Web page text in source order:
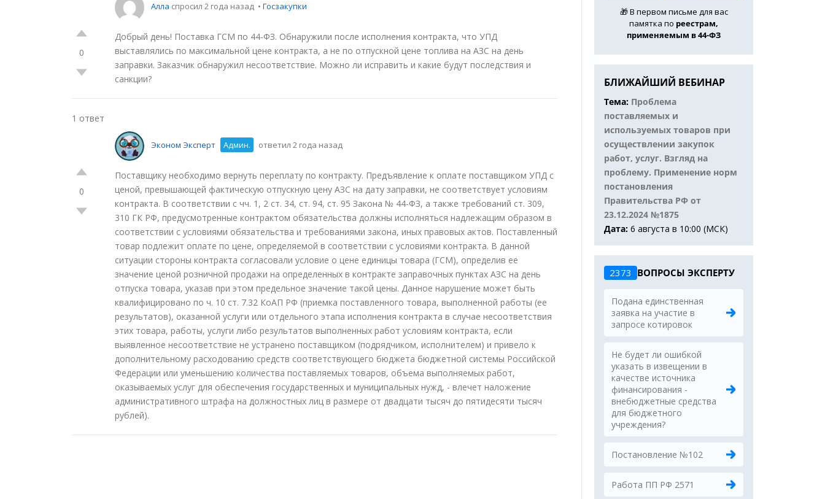
0
Алла спросил 2 года назад • Госзакупки
Добрый день! Поставка ГСМ по 44-ФЗ. Обнаружили после исполнения контракта, что УПД
выставлялись по максимальной цене контракта, а не по отпускной цене топлива на АЗС на день
заправки. Заказчик обнаружил несоответствие. Можно ли исправить и какие будут последствия и
санкции?
1 ответ
0
Эконом Эксперт Админ. ответил 2 года назад
Поставщику необходимо вернуть переплату по контракту. Предъявление к оплате поставщиком УПД с
ценой, превышающей фактическую отпускную цену АЗС на дату заправки, не соответствует условиям
контракта. В соответствии с чч. 1, 2 ст. 34, ст. 94, ст. 95 Закона № 44-ФЗ, а также требований ст. 309,
310 ГК РФ, предусмотренные контрактом обязательства должны исполняться надлежащим образом в
соответствии с условиями обязательства и требованиями закона, иных правовых актов. Поставленный
товар подлежит оплате по цене, определяемой в соответствии с условиями контракта. В данной
ситуации стороны контракта согласовали условие о цене единицы товара (ГСМ), определив ее
значение ценой розничной продажи на определенных в контракте заправочных пунктах АЗС на день
отпуска товара, указав при этом предельное значение такой цены. Данное нарушение может быть
квалифицировано по ч. 10 ст. 7.32 КоАП РФ (приемка поставленного товара, выполненной работы (ее
результатов), оказанной услуги или отдельного этапа исполнения контракта в случае несоответствия
этих товара, работы, услуги либо результатов выполненных работ условиям контракта, если
выявленное несоответствие не устранено поставщиком (подрядчиком, исполнителем) и привело к
дополнительному расходованию средств соответствующего бюджета бюджетной системы Российской
Федерации или уменьшению количества поставляемых товаров, объема выполняемых работ,
оказываемых услуг для обеспечения государственных и муниципальных нужд, - влечет наложение
административного штрафа на должностных лиц в размере от двадцати тысяч до пятидесяти тысяч
рублей).
🎁 В первом письме для вас
памятка по реестрам,
применяемым в 44-ФЗ
БЛИЖАЙШИЙ ВЕБИНАР
Тема: Проблема
поставляемых и
используемых товаров при
осуществлении закупок
работ, услуг. Взгляд на
проблему. Применение норм
постановления
Правительства РФ от
23.12.2024 №1875
Дата: 6 августа в 10:00 (МСК)
2373 ВОПРОСЫ ЭКСПЕРТУ
Подана единственная
заявка на участие в
запросе котировок
Не будет ли ошибкой
указать в извещении в
качестве источника
финансирования -
внебюджетные средства
для бюджетного
учреждения?
Постановление №102
Работа ПП РФ 2571